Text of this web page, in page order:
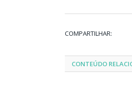
COMPARTILHAR:
CONTEÚDO